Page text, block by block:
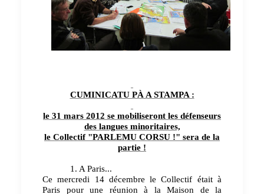
CUMINICATU PÀ A STAMPA :
le 31 mars 2012 se mobiliseront les défenseurs
des langues minoritaires,
le Collectif "PARLEMU CORSU !" sera de la
partie !
1. A Paris...
Ce mercredi 14 décembre le Collectif était à
Paris pour une réunion à la Maison de la